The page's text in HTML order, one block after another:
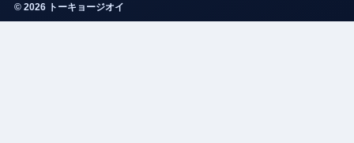
© 2026 トーキョージオイ